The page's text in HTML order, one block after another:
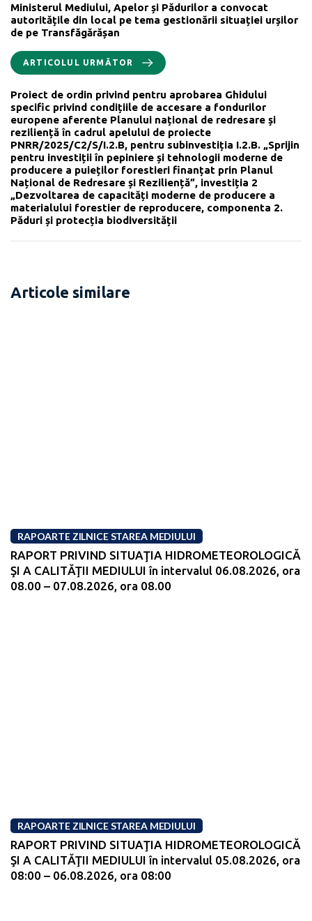
Ministerul Mediului, Apelor și Pădurilor a convocat
autoritățile din local pe tema gestionării situației urșilor
de pe Transfăgărășan
ARTICOLUL URMĂTOR
Proiect de ordin privind pentru aprobarea Ghidului
specific privind condițiile de accesare a fondurilor
europene aferente Planului național de redresare și
reziliență în cadrul apelului de proiecte
PNRR/2025/C2/S/I.2.B, pentru subinvestiția I.2.B. „Sprijin
pentru investiții în pepiniere și tehnologii moderne de
producere a puieților forestieri finanțat prin Planul
Național de Redresare și Reziliență”, investiția 2
„Dezvoltarea de capacități moderne de producere a
materialului forestier de reproducere, componenta 2.
Păduri și protecția biodiversității
Articole similare
RAPOARTE ZILNICE STAREA MEDIULUI
RAPORT PRIVIND SITUAŢIA HIDROMETEOROLOGICĂ
ŞI A CALITĂŢII MEDIULUI în intervalul 06.08.2026, ora
08.00 – 07.08.2026, ora 08.00
RAPOARTE ZILNICE STAREA MEDIULUI
RAPORT PRIVIND SITUAŢIA HIDROMETEOROLOGICĂ
ŞI A CALITĂŢII MEDIULUI în intervalul 05.08.2026, ora
08:00 – 06.08.2026, ora 08:00